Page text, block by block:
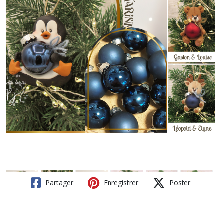
Partager Enregistrer Poster